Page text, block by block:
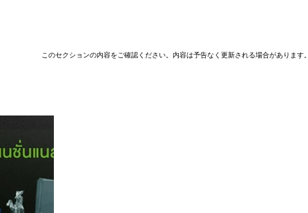
このセクションの内容をご確認ください。内容は予告なく更新される場合があります。